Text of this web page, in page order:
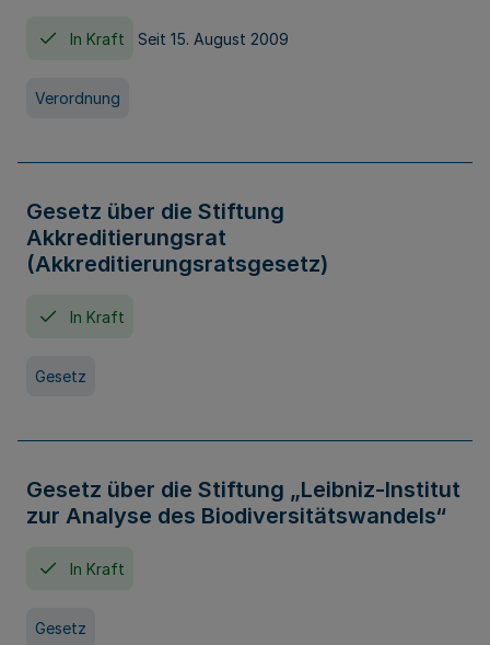
In Kraft Seit 15. August 2009
Verordnung
Gesetz über die Stiftung
Akkreditierungsrat
(Akkreditierungsratsgesetz)
In Kraft
Gesetz
Gesetz über die Stiftung „Leibniz-Institut
zur Analyse des Biodiversitätswandels“
In Kraft
Gesetz